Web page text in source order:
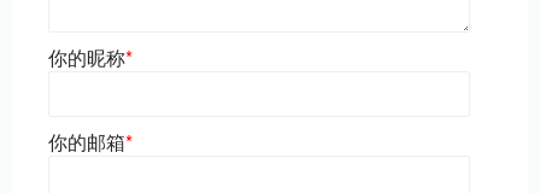
你的昵称*
你的邮箱*